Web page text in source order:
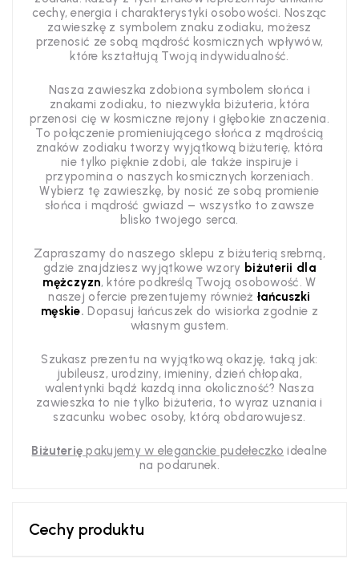
cechy, energia i charakterystyki osobowości. Nosząc
zawieszkę z symbolem znaku zodiaku, możesz
przenosić ze sobą mądrość kosmicznych wpływów,
które kształtują Twoją indywidualność.
Nasza zawieszka zdobiona symbolem słońca i
znakami zodiaku, to niezwykła biżuteria, która
przenosi cię w kosmiczne rejony i głębokie znaczenia.
To połączenie promieniującego słońca z mądrością
znaków zodiaku tworzy wyjątkową biżuterię, która
nie tylko pięknie zdobi, ale także inspiruje i
przypomina o naszych kosmicznych korzeniach.
Wybierz tę zawieszkę, by nosić ze sobą promienie
słońca i mądrość gwiazd – wszystko to zawsze
blisko twojego serca.
Zapraszamy do naszego sklepu z biżuterią srebrną,
gdzie znajdziesz wyjątkowe wzory biżuterii dla
mężczyzn, które podkreślą Twoją osobowość. W
naszej ofercie prezentujemy równieżłańcuszki
męskie. Dopasuj łańcuszek do wisiorka zgodnie z
własnym gustem.
Szukasz prezentu na wyjątkową okazję, taką jak:
jubileusz, urodziny, imieniny, dzień chłopaka,
walentynki bądź kazdą inna okoliczność? Nasza
zawieszka to nie tylko biżuteria, to wyraz uznania i
szacunku wobec osoby, którą obdarowujesz.
Biżuteriępakujemy w eleganckie pudełeczko idealne
na podarunek.
Cechy produktu